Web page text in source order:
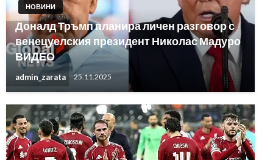
НОВИНИ
Доналд Тръмп планира личен разговор с
венецуелския президент Николас Мадуро
ВИДЕО
admin_zarata 25.11.2025